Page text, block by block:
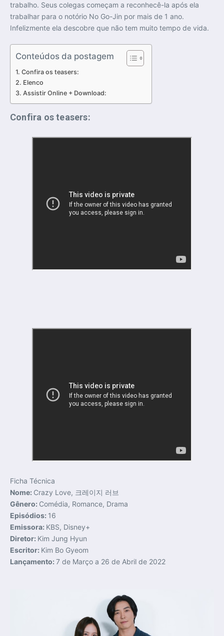
trabalho. Seus colegas começam a reconhecê-la após ela
trabalhar para o notório No Go-Jin por mais de 1 ano.
Infelizmente ela descobre que não tem muito tempo de vida.
Conteúdos da postagem
Confira os teasers:
Elenco
Assistir Online + Download:
Confira os teasers:
Ficha Técnica
Nome: Crazy Love, 크레이지 러브
Gênero: Comédia, Romance, Drama
Episódios: 16
Emissora: KBS, Disney+
Diretor: Kim Jung Hyun
Escritor: Kim Bo Gyeom
Lançamento: 7 de Março a 26 de Abril de 2022